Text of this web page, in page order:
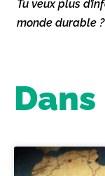
Tu veux plus
monde durable